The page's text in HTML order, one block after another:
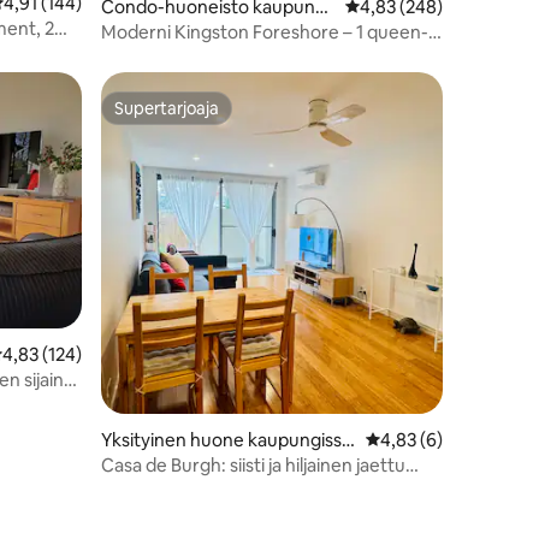
2
Condo-huoneisto kaupungi
ssa Kingston
Keskimääräinen arvio
4,83 (248)
Moderni Kingston Foreshore – 1 queen-
pysäköinti
arvio 4,83/5, 124 arvostelua
4,83 (124)
sijainti
Supertarjoaja
Supertarjoaja
Yksityinen huone kaupungissa
Lyneham
Keskimääräinen
4,83 (6)
Casa de Burgh: siisti ja hiljainen jaettu